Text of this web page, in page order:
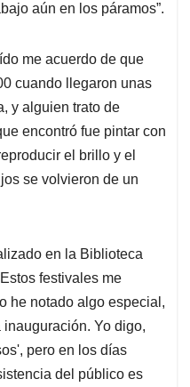
aún en los páramos”.
me acuerdo de que
cuando llegaron unas
y alguien trato de
encontró fue pintar con
el brillo y el
se volvieron de un
en la Biblioteca
festivales me
he notado algo especial,
Yo digo,
pero en los días
del público es